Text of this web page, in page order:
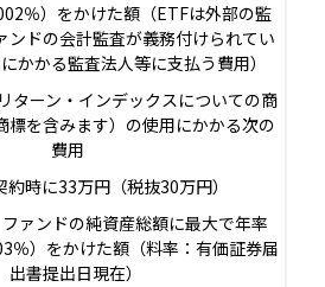
％）をかけた額（ETFは外部の監
ンドの会計監査が義務付けられてい
かかる監査法人等に支払う費用）
ターン・インデックスについての商
標を含みます）の使用にかかる次の
費用
約時に33万円（税抜30万円）
ァンドの純資産総額に最大で年率
％）をかけた額（料率：有価証券届
出書提出日現在）